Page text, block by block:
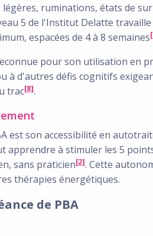
ruminations, états de
5 de l'Institut Delatte
espacées de 4 à 8 semaines
pour son utilisation en
à d'autres défis cognitifs
trac[8].
est son accessibilité en
apprendre à stimuler les 5
sans praticien[2]. Cette
thérapies énergétiques.
de PBA